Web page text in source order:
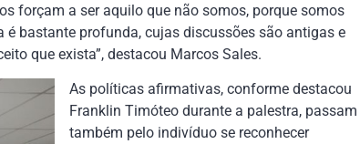
forçam a ser aquilo que não somos, porque somos
bastante profunda, cujas discussões são antigas e
que exista”, destacou Marcos Sales.
As políticas afirmativas, conforme destacou
Franklin Timóteo durante a palestra, passam
também pelo indivíduo se reconhecer